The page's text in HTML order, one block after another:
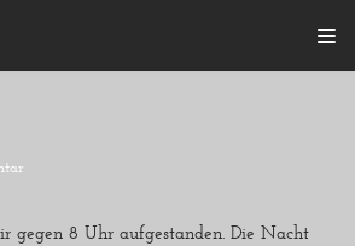
gegen 8 Uhr aufgestanden. Die Nacht